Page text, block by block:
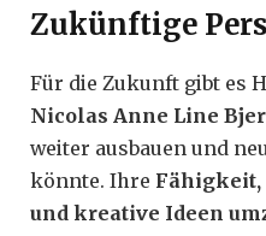
Zukünftige
Für die Zukunft gibt es
Nicolas Anne Line
weiter ausbauen und
könnte. Ihre Fähigkeit,
und kreative Ideen